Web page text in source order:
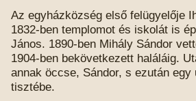
Az egyházközség első felügyelője
1832-ben templomot és iskolát is
János. 1890-ben Mihály Sándor
1904-ben bekövetkezett haláláig.
annak öccse, Sándor, s ezután
tisztébe.